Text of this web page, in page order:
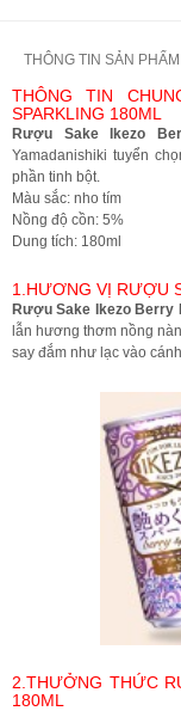
THÔNG TIN SẢN PHẨM
THÔNG TIN
SPARKLING 180ML
Rượu Sake Ikezo
Yamadanishiki tuyển
phần tinh bột.
Màu sắc: nho tím
Nồng độ cồn: 5%
Dung tích: 180ml
1.HƯƠNG VỊ RƯỢU
Rượu Sake Ikezo Berry
lẫn hương thơm nồng
say đắm như lạc vào
2.THƯỞNG THỨC
180ML